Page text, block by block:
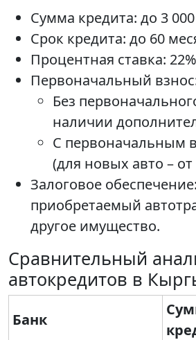
Сумма кредита: до 3
Срок кредита: до 60
Процентная ставка:
Первоначальный
Без
наличии
С первоначальным
(для новых авто – от
Залоговое обеспечение:
приобретаемый
другое имущество.
Сравнительный
автокредитов в
Банк